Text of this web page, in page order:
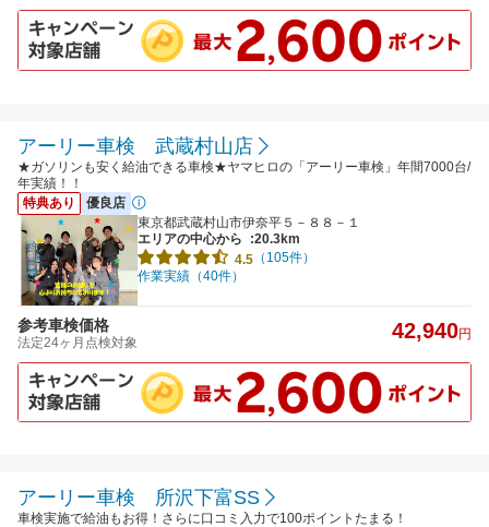
アーリー車検 武蔵村山店
★ガソリンも安く給油できる車検★ヤマヒロの「アーリー車検」年間7000台/
年実績！！
特典あり
優良店
東京都武蔵村山市伊奈平５－８８－１
エリアの中心から
:20.3km
4.5 （105件）
作業実績（40件）
参考車検価格
法定24ヶ月点検対象 42,940円
アーリー車検 所沢下富SS
車検実施で給油もお得！さらに口コミ入力で100ポイントたまる！